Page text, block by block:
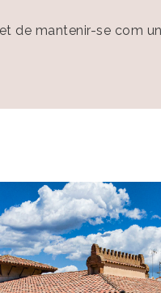
de mantenir-se com